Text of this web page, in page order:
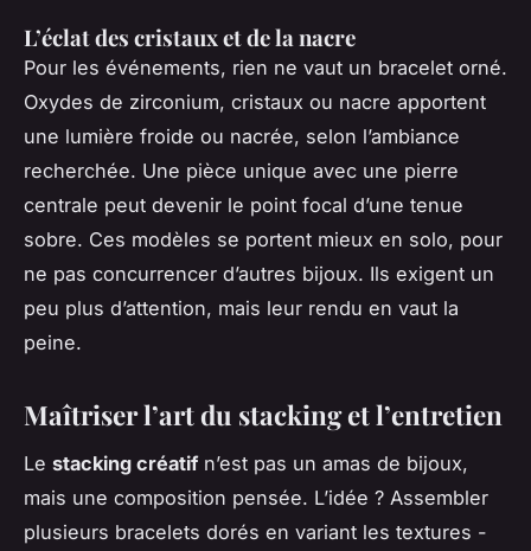
L’éclat des cristaux et de la nacre
Pour les événements, rien ne vaut un bracelet orné.
Oxydes de zirconium, cristaux ou nacre apportent
une lumière froide ou nacrée, selon l’ambiance
recherchée. Une pièce unique avec une pierre
centrale peut devenir le point focal d’une tenue
sobre. Ces modèles se portent mieux en solo, pour
ne pas concurrencer d’autres bijoux. Ils exigent un
peu plus d’attention, mais leur rendu en vaut la
peine.
Maîtriser l’art du stacking et l’entretien
Le stacking créatifn’est pas un amas de bijoux,
mais une composition pensée. L’idée ? Assembler
plusieurs bracelets dorés en variant les textures -